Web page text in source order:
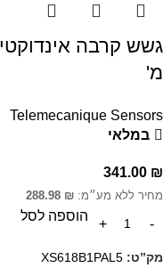
מ'
Telemecanique Sensors
במלאי
341.00 ₪
מחיר ללא מע״מ: 288.98 ₪
הוספה לסל
מק”ט: XS618B1PAL5